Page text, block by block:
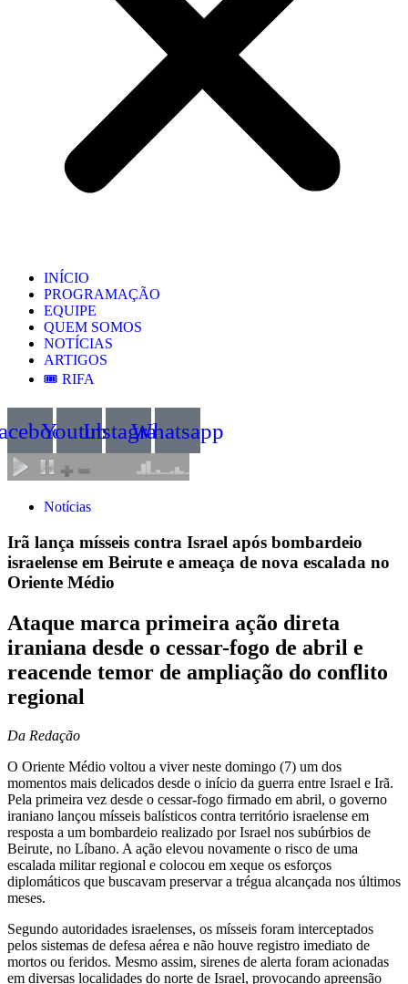
INÍCIO
PROGRAMAÇÃO
EQUIPE
QUEM SOMOS
NOTÍCIAS
ARTIGOS
🎟️ RIFA
YoutubeInstagramWhatsapp
Notícias
Irã lança mísseis contra Israel após bombardeio
israelense em Beirute e ameaça de nova escalada no
Oriente Médio
Ataque marca primeira ação direta
iraniana desde o cessar-fogo de abril e
reacende temor de ampliação do conflito
regional
Da Redação
O Oriente Médio voltou a viver neste domingo (7) um dos
momentos mais delicados desde o início da guerra entre Israel e Irã.
Pela primeira vez desde o cessar-fogo firmado em abril, o governo
iraniano lançou mísseis balísticos contra território israelense em
resposta a um bombardeio realizado por Israel nos subúrbios de
Beirute, no Líbano. A ação elevou novamente o risco de uma
escalada militar regional e colocou em xeque os esforços
diplomáticos que buscavam preservar a trégua alcançada nos últimos
meses.
Segundo autoridades israelenses, os mísseis foram interceptados
pelos sistemas de defesa aérea e não houve registro imediato de
mortos ou feridos. Mesmo assim, sirenes de alerta foram acionadas
em diversas localidades do norte de Israel, provocando apreensão